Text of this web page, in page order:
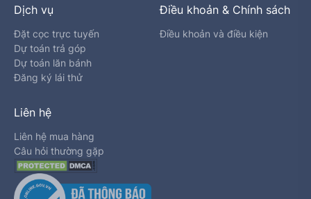
Dịch vụ
Đặt cọc trực tuyến
Dự toán trả góp
Dự toán lăn bánh
Đăng ký lái thử
Điều khoản & Chính sách
Điều khoản và điều kiện
Liên hệ
Liên hệ mua hàng
Câu hỏi thường gặp